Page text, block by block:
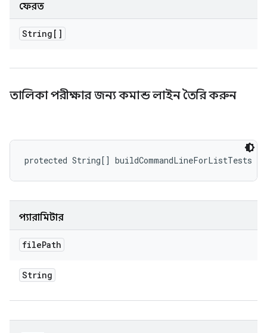
ফেরত
String[]
তালিকা পরীক্ষার জন্য কমান্ড লাইন তৈরি করুন
protected String[] buildCommandLineForListTests
প্যারামিটার
filePath
String